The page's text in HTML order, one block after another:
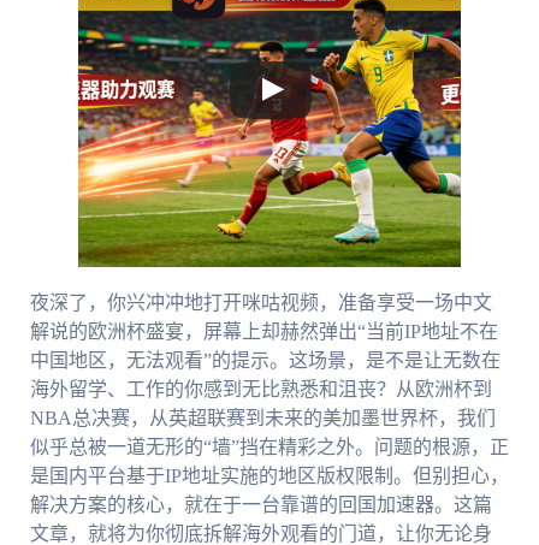
夜深了，你兴冲冲地打开咪咕视频，准备享受一场中文
解说的欧洲杯盛宴，屏幕上却赫然弹出“当前IP地址不在
中国地区，无法观看”的提示。这场景，是不是让无数在
海外留学、工作的你感到无比熟悉和沮丧？从欧洲杯到
NBA总决赛，从英超联赛到未来的美加墨世界杯，我们
似乎总被一道无形的“墙”挡在精彩之外。问题的根源，正
是国内平台基于IP地址实施的地区版权限制。但别担心，
解决方案的核心，就在于一台靠谱的回国加速器。这篇
文章，就将为你彻底拆解海外观看的门道，让你无论身